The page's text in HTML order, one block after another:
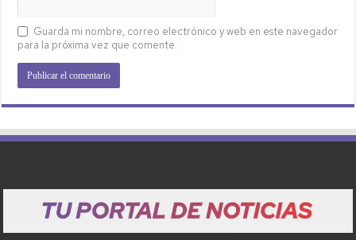
Guarda mi nombre, correo electrónico y web en este navegador
para la próxima vez que comente.